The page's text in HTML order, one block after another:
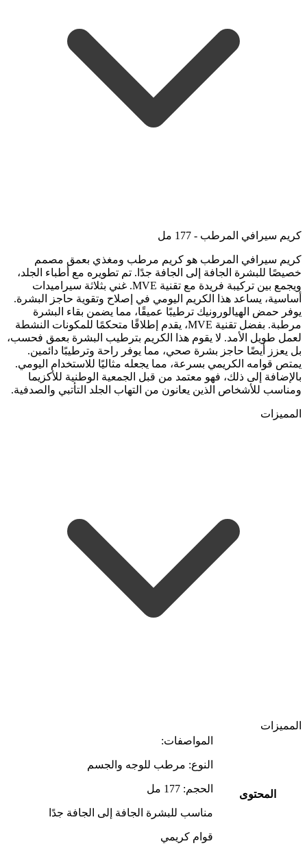
كريم سيرافي المرطب - 177 مل
كريم سيرافي المرطب هو كريم مرطب ومغذي بعمق مصمم
خصيصًا للبشرة الجافة إلى الجافة جدًا. تم تطويره مع أطباء الجلد،
ويجمع بين تركيبة فريدة مع تقنية MVE. غني بثلاثة سيراميدات
أساسية، يساعد هذا الكريم اليومي في إصلاح وتقوية حاجز البشرة.
يوفر حمض الهيالورونيك ترطيبًا عميقًا، مما يضمن بقاء البشرة
مرطبة. بفضل تقنية MVE، يقدم إطلاقًا متحكمًا للمكونات النشطة
لعمل طويل الأمد. لا يقوم هذا الكريم بترطيب البشرة بعمق فحسب،
بل يعزز أيضًا حاجز بشرة صحي، مما يوفر راحة وترطيبًا دائمين.
يمتص قوامه الكريمي بسرعة، مما يجعله مثاليًا للاستخدام اليومي.
بالإضافة إلى ذلك، فهو معتمد من قبل الجمعية الوطنية للأكزيما
ومناسب للأشخاص الذين يعانون من التهاب الجلد التأتبي والصدفية.
المميزات
المميزات
المحتوى
المواصفات:
النوع: مرطب للوجه والجسم
الحجم: 177 مل
مناسب للبشرة الجافة إلى الجافة جدًا
قوام كريمي